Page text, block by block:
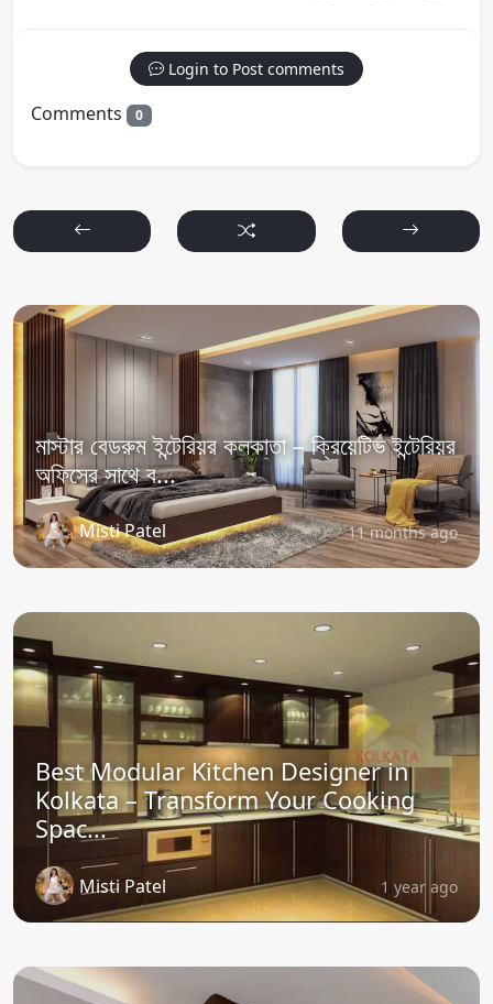
Login to Post comments
Comments 0
মাস্টার বেডরুম ইন্টেরিয়র কলকাতা – ক্রিয়েটিভ ইন্টেরিয়র
অফিসের সাথে ব...
Misti Patel 11 months ago
Best Modular Kitchen Designer in
Kolkata – Transform Your Cooking
Spac...
Misti Patel 1 year ago